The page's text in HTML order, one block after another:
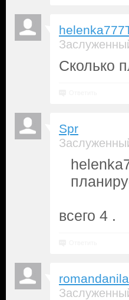
Сколько
Spr
всего 4 .
romandanila